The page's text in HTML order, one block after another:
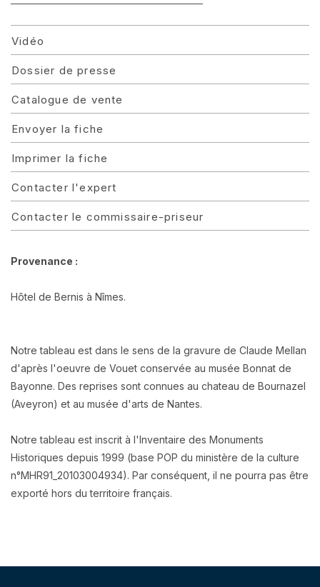
Vidéo
Dossier de presse
Catalogue de vente
Envoyer la fiche
Imprimer la fiche
Contacter l'expert
Contacter le commissaire-priseur
Provenance :
Hôtel de Bernis à Nîmes.
Notre tableau est dans le sens de la gravure de Claude Mellan
d'après l'oeuvre de Vouet conservée au musée Bonnat de
Bayonne. Des reprises sont connues au chateau de Bournazel
(Aveyron) et au musée d'arts de Nantes.
Notre tableau est inscrit à l'Inventaire des Monuments
Historiques depuis 1999 (base POP du ministère de la culture
n°MHR91_20103004934). Par conséquent, il ne pourra pas être
exporté hors du territoire français.